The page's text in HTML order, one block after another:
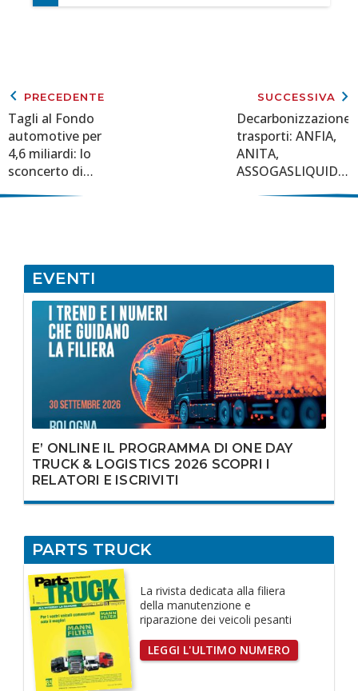
keyboard_arrow_left PRECEDENTE
Tagli al Fondo
automotive per
4,6 miliardi: lo
sconcerto di
SUCCESSIVA keyboard_arrow_right
Decarbonizzazione
trasporti: ANFIA,
ANITA,
ASSOGASLIQUIDI
EVENTI
E’ ONLINE IL PROGRAMMA DI ONE DAY
TRUCK & LOGISTICS 2026 SCOPRI I
RELATORI E ISCRIVITI
PARTS TRUCK
La rivista dedicata alla filiera
della manutenzione e
riparazione dei veicoli pesanti
LEGGI L'ULTIMO NUMERO